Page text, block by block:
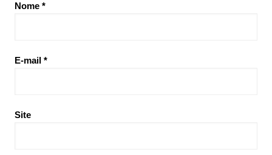
Nome *
E-mail *
Site